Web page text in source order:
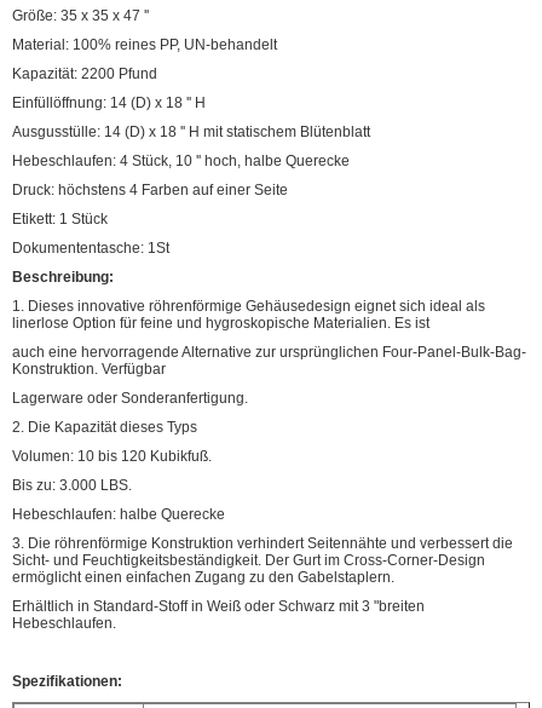
Größe: 35 x 35 x 47 ''
Material: 100% reines PP, UN-behandelt
Kapazität: 2200 Pfund
Einfüllöffnung: 14 (D) x 18 '' H
Ausgusstülle: 14 (D) x 18 '' H mit statischem Blütenblatt
Hebeschlaufen: 4 Stück, 10 '' hoch, halbe Querecke
Druck: höchstens 4 Farben auf einer Seite
Etikett: 1 Stück
Dokumententasche: 1St
Beschreibung:
1. Dieses innovative röhrenförmige Gehäusedesign eignet sich ideal als
linerlose Option für feine und hygroskopische Materialien. Es ist
auch eine hervorragende Alternative zur ursprünglichen Four-Panel-Bulk-Bag-
Konstruktion. Verfügbar
Lagerware oder Sonderanfertigung.
2. Die Kapazität dieses Typs
Volumen: 10 bis 120 Kubikfuß.
Bis zu: 3.000 LBS.
Hebeschlaufen: halbe Querecke
3. Die röhrenförmige Konstruktion verhindert Seitennähte und verbessert die
Sicht- und Feuchtigkeitsbeständigkeit. Der Gurt im Cross-Corner-Design
ermöglicht einen einfachen Zugang zu den Gabelstaplern.
Erhältlich in Standard-Stoff in Weiß oder Schwarz mit 3 "breiten
Hebeschlaufen.
Spezifikationen: